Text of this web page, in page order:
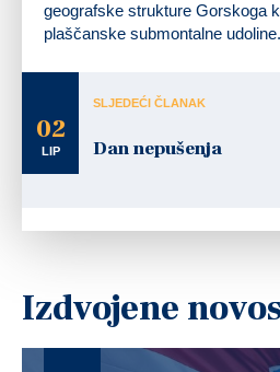
geografske strukture Gorskoga
plaščanske submontalne udoline.
02
LIP
SLJEDEĆI ČLANAK
Dan nepušenja
Izdvojene